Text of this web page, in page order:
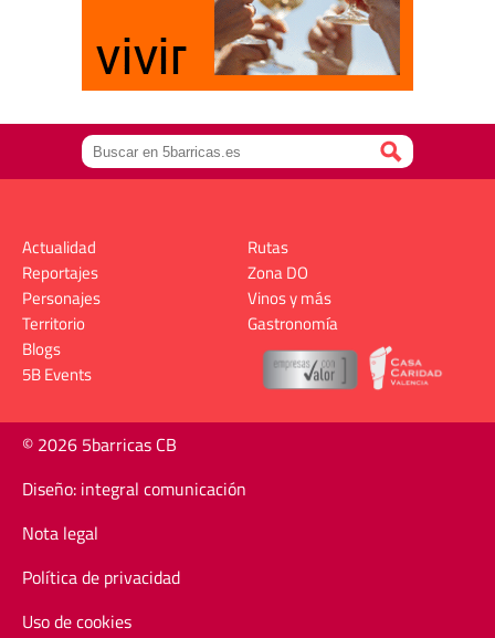
Actualidad
Reportajes
Personajes
Territorio
Rutas
Zona DO
Vinos y más
Gastronomía
Blogs
5B Events
© 2026 5barricas CB
Diseño: integral comunicación
Nota legal
Política de privacidad
Uso de cookies